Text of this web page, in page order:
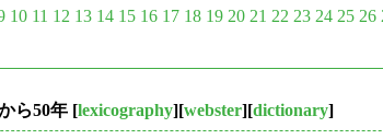
10 11 12 13 14 15 16 17 18 19 20 21 22 23 24 25 26
ら50年 [lexicography][webster][dictionary]